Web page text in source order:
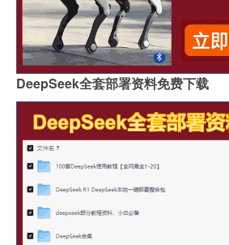
DeepSeek全套部署资料免费下载